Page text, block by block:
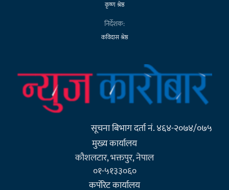
कृष्ण श्रेष्ठ
निर्देशक:
कविदास श्रेष्ठ
सूचना बिभाग दर्ता नं. ४६४-२०७४/०७५
मुख्य कार्यालय
कौशलटार, भक्तपुर, नेपाल
०१-५१३३०६०
कर्पाेरेट कार्यालय